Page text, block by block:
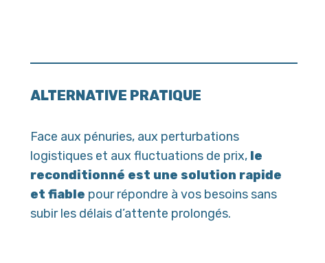
ALTERNATIVE PRATIQUE
Face aux pénuries, aux perturbations
logistiques et aux fluctuations de prix, le
reconditionné est une solution rapide
et fiable pour répondre à vos besoins sans
subir les délais d’attente prolongés.